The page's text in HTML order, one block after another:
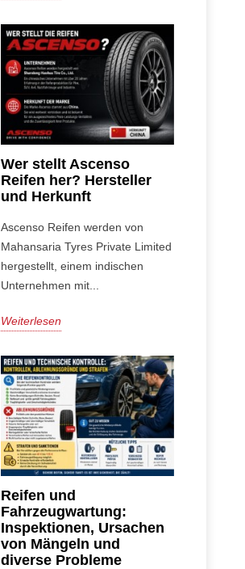
Wer stellt Ascenso
Reifen her? Hersteller
und Herkunft
Ascenso Reifen werden von
Mahansaria Tyres Private Limited
hergestellt, einem indischen
Unternehmen mit...
Weiterlesen
Reifen und
Fahrzeugwartung:
Inspektionen, Ursachen
von Mängeln und
diverse Probleme